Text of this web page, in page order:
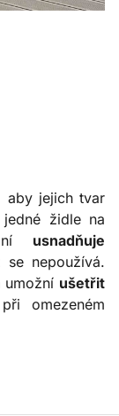
aby jejich tvar
židle na
usnadňuje
nepoužívá.
umožní ušetřit
omezeném